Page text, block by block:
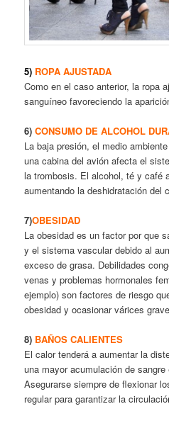
5) ROPA AJUSTADA
Como en el caso anterior, la ropa
sanguíneo favoreciendo la
6)CONSUMO DE ALCOHOL
La baja presión, el medio
una cabina del avión afecta el
la trombosis. El alcohol, té y café
aumentando la deshidratación del
7)OBESIDAD
La obesidad es un factor por que
y el sistema vascular debido al
exceso de grasa. Debilidades
venas y problemas hormonales
ejemplo) son factores de riesgo
obesidad y ocasionar várices
8) BAÑOS CALIENTES
El calor tenderá a aumentar la
una mayor acumulación de
Asegurarse siempre de flexionar
regular para garantizar la